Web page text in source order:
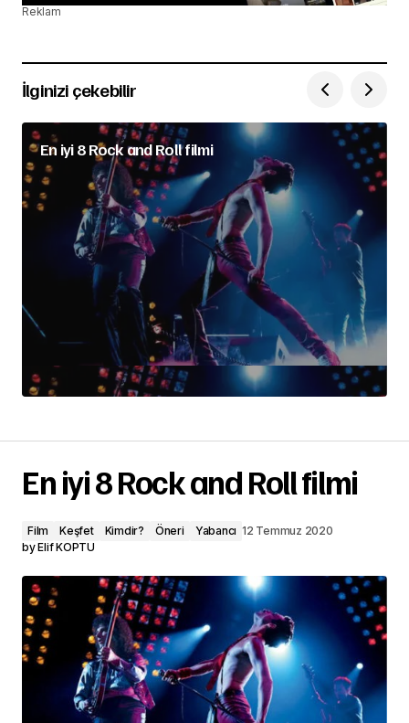
Reklam
İlginizi çekebilir
En iyi 8 Rock and Roll filmi
En iyi 8 Rock and Roll filmi
Film Keşfet Kimdir? Öneri Yabancı 12 Temmuz 2020
byElif KOPTU